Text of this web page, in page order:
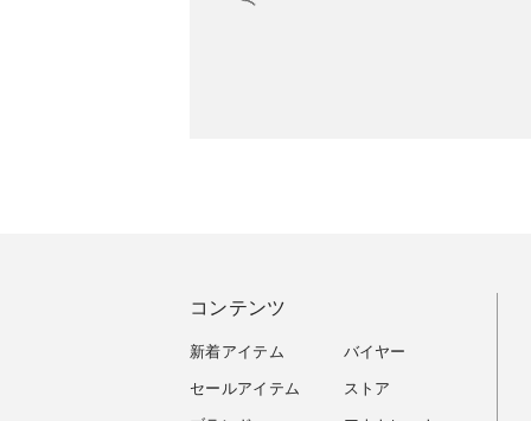
コンテンツ
新着アイテム
セールアイテム
バイヤー
ストア